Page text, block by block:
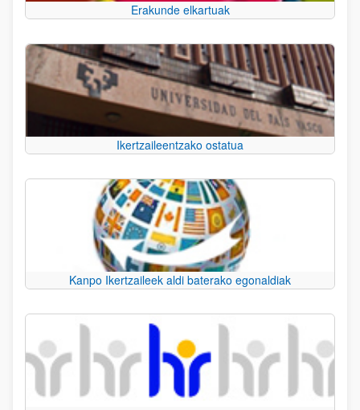
Erakunde elkartuak
Ikertzaileentzako ostatua
Kanpo Ikertzaileek aldi baterako egonaldiak